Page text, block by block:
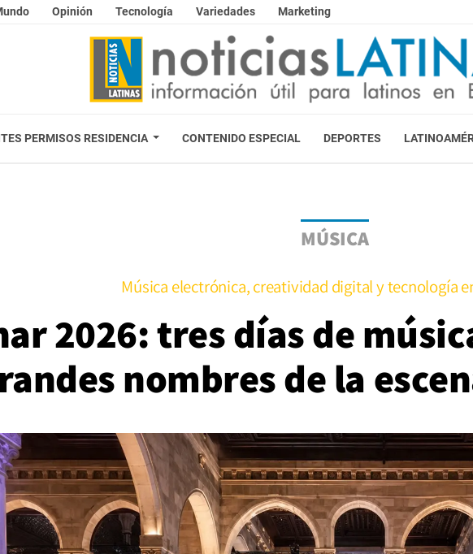
Opinión Tecnología Variedades Marketing
PERMISOS RESIDENCIA CONTENIDO ESPECIAL DEPORTES
MÚSICA
Música electrónica, creatividad digital y tecnología
2026: tres días de
nombres de la